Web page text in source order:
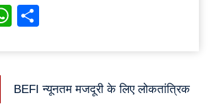
WhatsApp
post:
BEFI न्यूनतम मजदूरी के लिए लोकतांत्रिक